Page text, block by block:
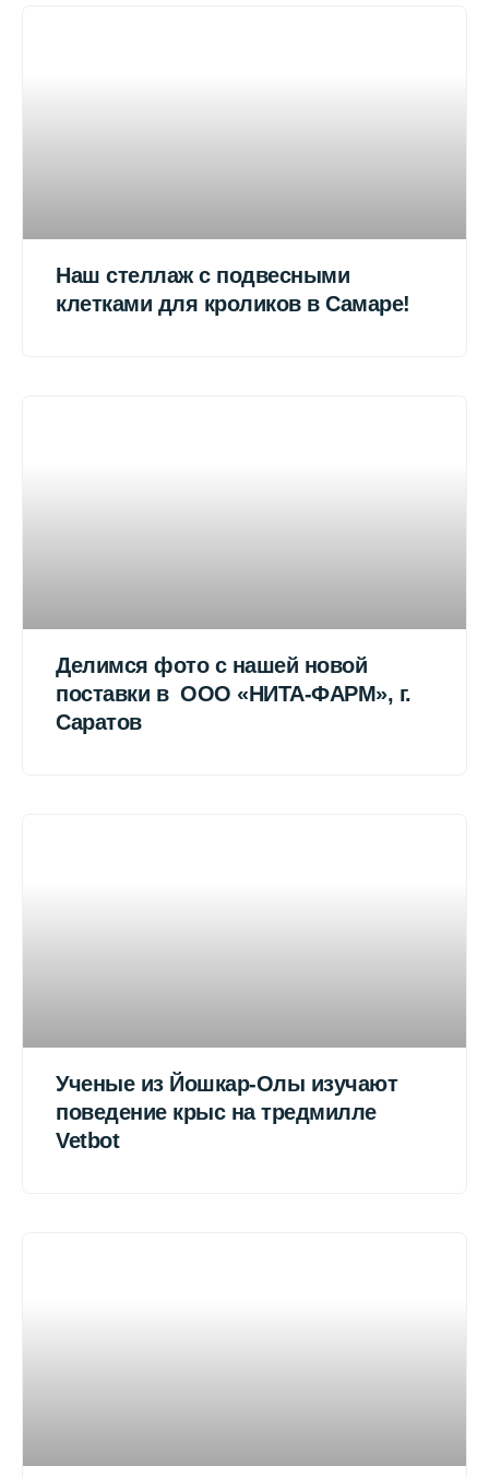
Наш стеллаж с подвесными
клетками для кроликов в Самаре!
Делимся фото с нашей новой
поставки в ООО «НИТА-ФАРМ», г.
Саратов
Ученые из Йошкар-Олы изучают
поведение крыс на тредмилле
Vetbot